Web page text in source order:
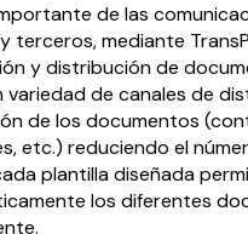
de las
terceros, mediante
y distribución de
variedad de canales de
de los documentos
etc.) reduciendo el
plantilla diseñada
los diferentes